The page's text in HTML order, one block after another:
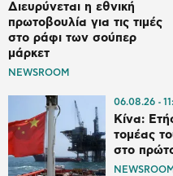
Διευρύνεται η εθνική
πρωτοβουλία για τις τιμές
στο ράφι των σούπερ
μάρκετ
NEWSROOM
06.08.26
Κίνα:
τομέας
στο
NEWSROOM